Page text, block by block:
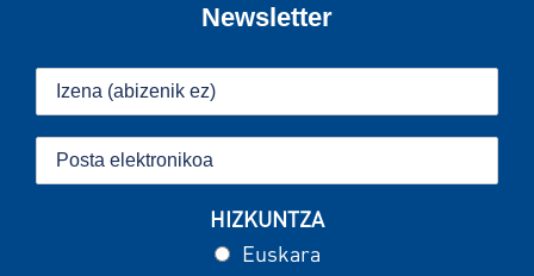
Newsletter
HIZKUNTZA
Euskara